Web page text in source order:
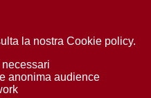
Area stampa
la nostra Cookie policy.
anonima audience